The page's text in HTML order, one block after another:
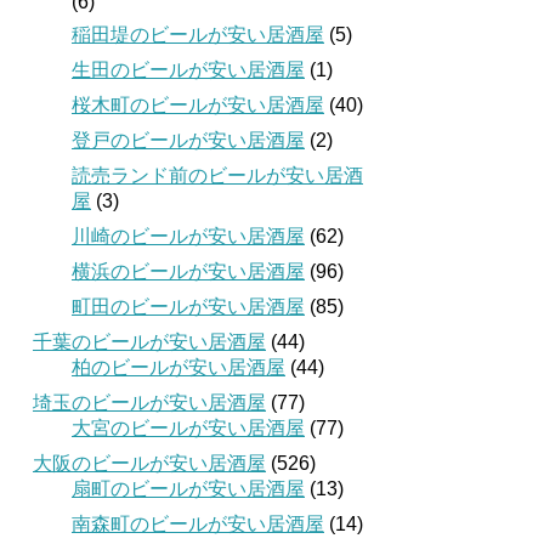
稲田堤のビールが安い居酒屋 (5)
生田のビールが安い居酒屋 (1)
桜木町のビールが安い居酒屋 (40)
登戸のビールが安い居酒屋 (2)
読売ランド前のビールが安い居酒
屋 (3)
川崎のビールが安い居酒屋 (62)
横浜のビールが安い居酒屋 (96)
町田のビールが安い居酒屋 (85)
千葉のビールが安い居酒屋 (44)
柏のビールが安い居酒屋 (44)
埼玉のビールが安い居酒屋 (77)
大宮のビールが安い居酒屋 (77)
大阪のビールが安い居酒屋 (526)
扇町のビールが安い居酒屋 (13)
南森町のビールが安い居酒屋 (14)